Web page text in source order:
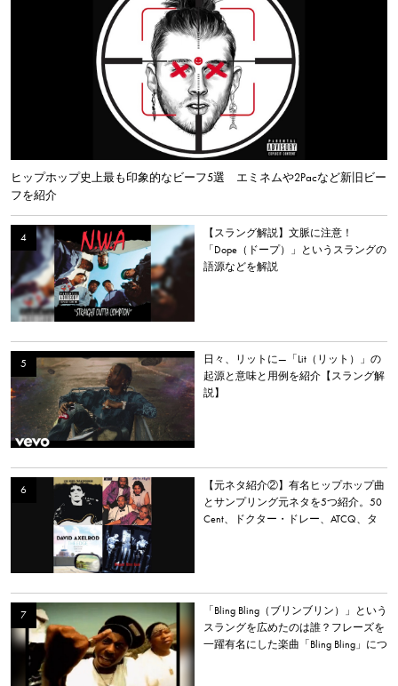
ヒップホップ史上最も印象的なビーフ5選 エミネムや2Pacなど新旧ビー
フを紹介
【スラング解説】文脈に注意！
「Dope（ドープ）」というスラングの
語源などを解説
日々、リットに—「Lit（リット）」の
起源と意味と用例を紹介【スラング解
説】
【元ネタ紹介②】有名ヒップホップ曲
とサンプリング元ネタを5つ紹介。50
Cent、ドクター・ドレー、ATCQ、タ
「Bling Bling（ブリンブリン）」という
スラングを広めたのは誰？フレーズを
一躍有名にした楽曲「Bling Bling」につ